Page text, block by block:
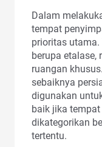
Dalam
tempat
prioritas
berupa etalase,
ruangan
sebaiknya
digunakan
baik jika
dikategorikan
tertentu.